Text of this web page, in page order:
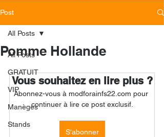
Post
All Posts
GRATUIT
VIP
Manèges
Stands
All Posts
Pomme Hollande
Vous souhaitez en lire plus ?
Abonnez-vous à modforainfs22.com pour
continuer à lire ce post exclusif.
S'abonner